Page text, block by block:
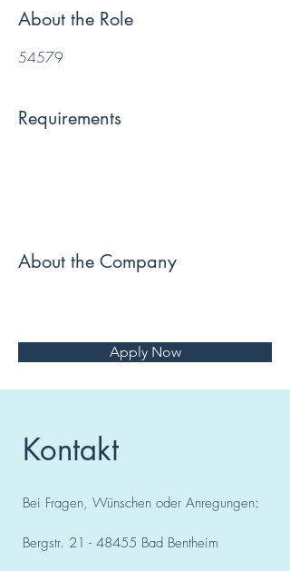
About the Role
54579
Requirements
About the Company
Apply Now
Kontakt
Bei Fragen, Wünschen oder Anregungen:
Bergstr. 21 - 48455 Bad Bentheim